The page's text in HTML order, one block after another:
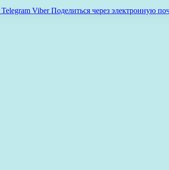
Telegram Viber Поделиться через электронную